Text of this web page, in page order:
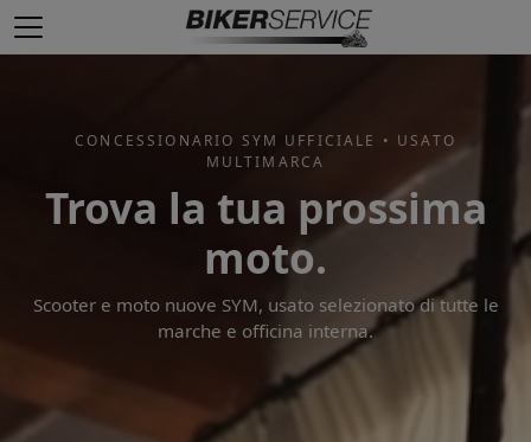
CONCESSIONARIO SYM UFFICIALE • USATO
MULTIMARCA
Trova la tua prossima
moto.
Scooter e moto nuove SYM, usato selezionato di tutte le
marche e officina interna.